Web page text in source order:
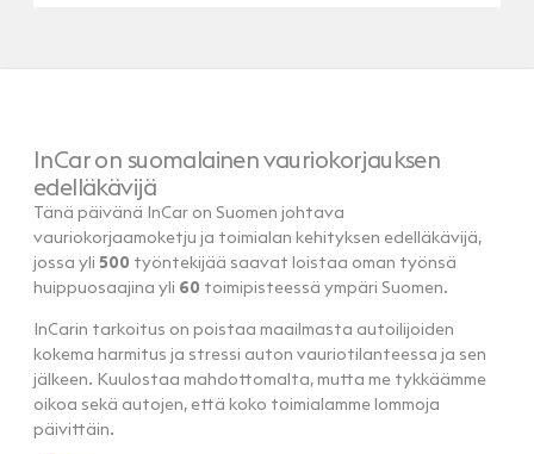
InCar on suomalainen vauriokorjauksen
edelläkävijä
Tänä päivänä InCar on Suomen johtava
vauriokorjaamoketju ja toimialan kehityksen edelläkävijä,
jossa yli 500 työntekijää saavat loistaa oman työnsä
huippuosaajina yli 60 toimipisteessä ympäri Suomen.
InCarin tarkoitus on poistaa maailmasta autoilijoiden
kokema harmitus ja stressi auton vauriotilanteessa ja sen
jälkeen. Kuulostaa mahdottomalta, mutta me tykkäämme
oikoa sekä autojen, että koko toimialamme lommoja
päivittäin.